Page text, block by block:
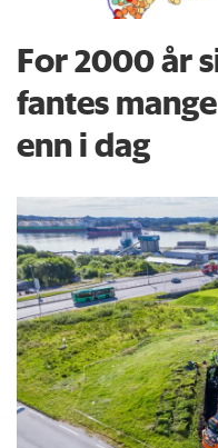
For 2000 år
fantes
enn i dag